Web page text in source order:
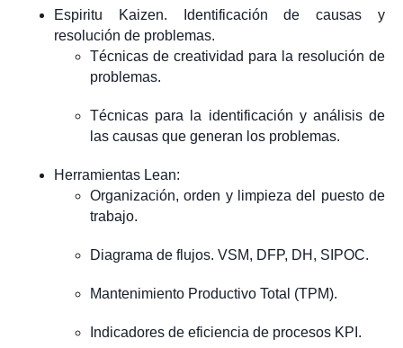
Espiritu Kaizen. Identificación de causas y
resolución de problemas.
Técnicas de creatividad para la resolución de
problemas.
Técnicas para la identificación y análisis de
las causas que generan los problemas.
Herramientas Lean:
Organización, orden y limpieza del puesto de
trabajo.
Diagrama de flujos. VSM, DFP, DH, SIPOC.
Mantenimiento Productivo Total (TPM).
Indicadores de eficiencia de procesos KPI.